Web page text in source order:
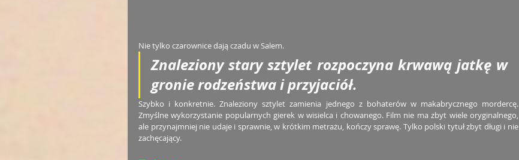
Nie tylko czarownice dają czadu w Salem.
Znaleziony stary sztylet rozpoczyna krwawą jatkę w
gronie rodzeństwa i przyjaciół.
Szybko i konkretnie. Znaleziony sztylet zamienia jednego z bohaterów w makabrycznego mordercę.
Zmyślne wykorzystanie popularnych gierek w wisielca i chowanego. Film nie ma zbyt wiele oryginalnego,
ale przynajmniej nie udaje i sprawnie, w krótkim metrażu, kończy sprawę. Tylko polski tytuł zbyt długi i nie
zachęcający.